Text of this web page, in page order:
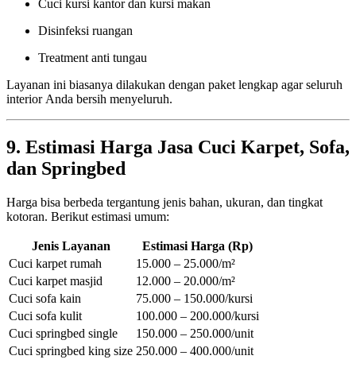
Cuci kursi kantor dan kursi makan
Disinfeksi ruangan
Treatment anti tungau
Layanan ini biasanya dilakukan dengan paket lengkap agar seluruh
interior Anda bersih menyeluruh.
9. Estimasi Harga Jasa Cuci Karpet, Sofa,
dan Springbed
Harga bisa berbeda tergantung jenis bahan, ukuran, dan tingkat
kotoran. Berikut estimasi umum:
Jenis Layanan
Estimasi Harga (Rp)
Cuci karpet rumah
15.000 – 25.000/m²
Cuci karpet masjid
12.000 – 20.000/m²
Cuci sofa kain
75.000 – 150.000/kursi
Cuci sofa kulit
100.000 – 200.000/kursi
Cuci springbed single
150.000 – 250.000/unit
Cuci springbed king size 250.000 – 400.000/unit